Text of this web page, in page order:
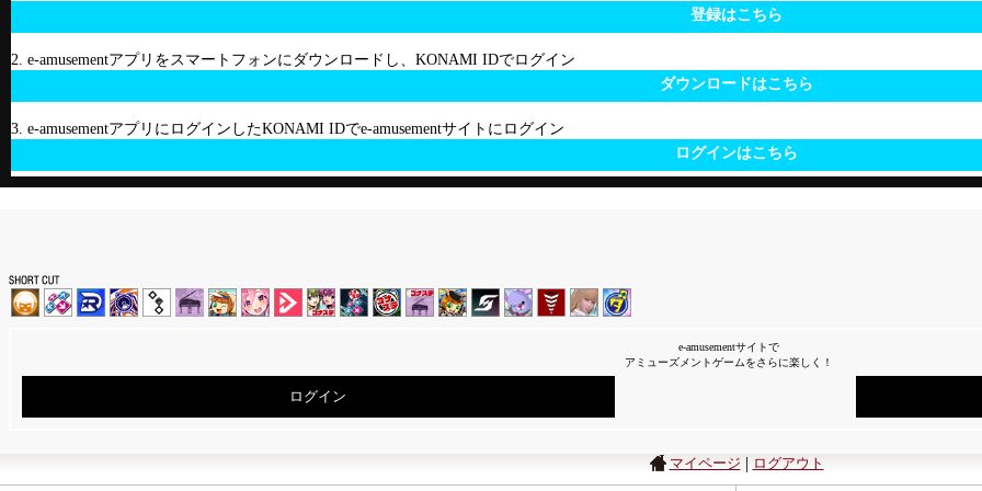
登録はこちら
2. e-amusementアプリをスマートフォンにダウンロードし、KONAMI IDでログイン
ダウンロードはこちら
3. e-amusementアプリにログインしたKONAMI IDでe-amusementサイトにログイン
ログインはこちら
e-amusementサイトで
アミューズメントゲームをさらに楽しく！
ログイン
マイページ | ログアウト